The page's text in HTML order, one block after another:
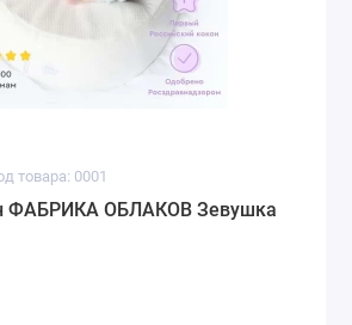
товара: 0001
ФАБРИКА ОБЛАКОВ Зевушка